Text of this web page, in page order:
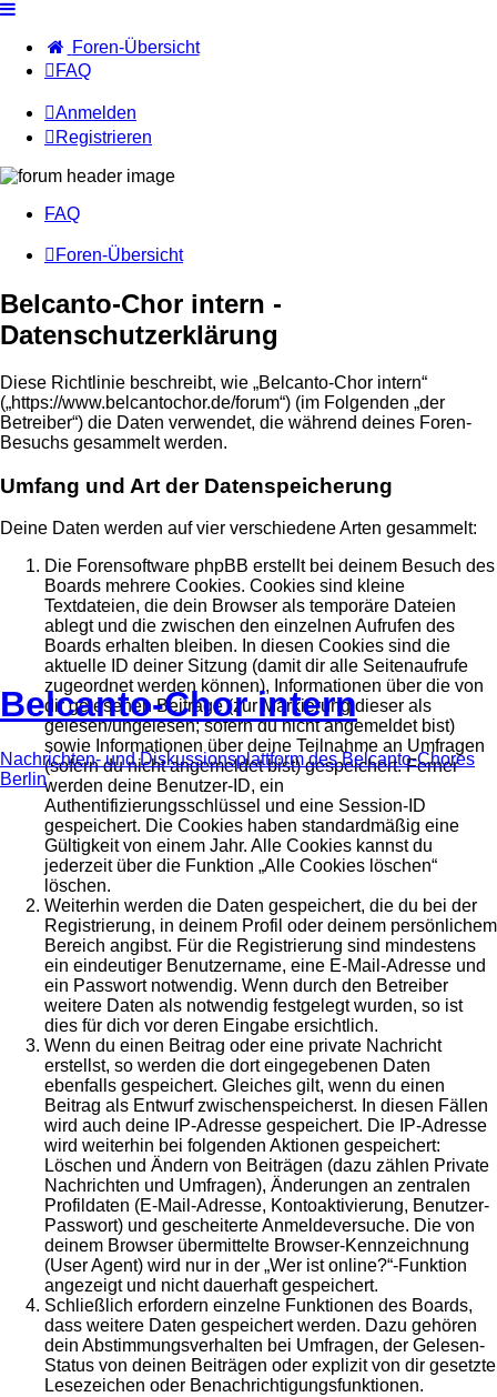
Foren-Übersicht
FAQ
Anmelden
Registrieren
Belcanto-Chor intern
Nachrichten- und Diskussionsplattform des Belcanto-Chores
Berlin
FAQ
Foren-Übersicht
Belcanto-Chor intern -
Datenschutzerklärung
Diese Richtlinie beschreibt, wie „Belcanto-Chor intern“
(„https://www.belcantochor.de/forum“) (im Folgenden „der
Betreiber“) die Daten verwendet, die während deines Foren-
Besuchs gesammelt werden.
Umfang und Art der Datenspeicherung
Deine Daten werden auf vier verschiedene Arten gesammelt:
Die Forensoftware phpBB erstellt bei deinem Besuch des
Boards mehrere Cookies. Cookies sind kleine
Textdateien, die dein Browser als temporäre Dateien
ablegt und die zwischen den einzelnen Aufrufen des
Boards erhalten bleiben. In diesen Cookies sind die
aktuelle ID deiner Sitzung (damit dir alle Seitenaufrufe
zugeordnet werden können), Informationen über die von
dir gelesenen Beiträge (zur Markierung dieser als
gelesen/ungelesen; sofern du nicht angemeldet bist)
sowie Informationen über deine Teilnahme an Umfragen
(sofern du nicht angemeldet bist) gespeichert. Ferner
werden deine Benutzer-ID, ein
Authentifizierungsschlüssel und eine Session-ID
gespeichert. Die Cookies haben standardmäßig eine
Gültigkeit von einem Jahr. Alle Cookies kannst du
jederzeit über die Funktion „Alle Cookies löschen“
löschen.
Weiterhin werden die Daten gespeichert, die du bei der
Registrierung, in deinem Profil oder deinem persönlichem
Bereich angibst. Für die Registrierung sind mindestens
ein eindeutiger Benutzername, eine E-Mail-Adresse und
ein Passwort notwendig. Wenn durch den Betreiber
weitere Daten als notwendig festgelegt wurden, so ist
dies für dich vor deren Eingabe ersichtlich.
Wenn du einen Beitrag oder eine private Nachricht
erstellst, so werden die dort eingegebenen Daten
ebenfalls gespeichert. Gleiches gilt, wenn du einen
Beitrag als Entwurf zwischenspeicherst. In diesen Fällen
wird auch deine IP-Adresse gespeichert. Die IP-Adresse
wird weiterhin bei folgenden Aktionen gespeichert:
Löschen und Ändern von Beiträgen (dazu zählen Private
Nachrichten und Umfragen), Änderungen an zentralen
Profildaten (E-Mail-Adresse, Kontoaktivierung, Benutzer-
Passwort) und gescheiterte Anmeldeversuche. Die von
deinem Browser übermittelte Browser-Kennzeichnung
(User Agent) wird nur in der „Wer ist online?“-Funktion
angezeigt und nicht dauerhaft gespeichert.
Schließlich erfordern einzelne Funktionen des Boards,
dass weitere Daten gespeichert werden. Dazu gehören
dein Abstimmungsverhalten bei Umfragen, der Gelesen-
Status von deinen Beiträgen oder explizit von dir gesetzte
Lesezeichen oder Benachrichtigungsfunktionen.